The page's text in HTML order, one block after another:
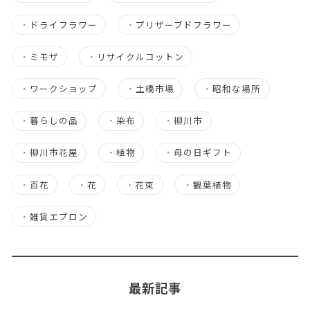
・ ドライフラワー ・ プリザーブドフラワー
・ ミモザ ・ リサイクルコットン
・ ワークショップ ・ 土橋市場 ・昭和な場所
・ 暮らしの品 ・ 染布 ・柳川市
・ 柳川市花屋 ・植物 ・母の日ギフト
・ 百花 ・花 ・花束 ・ 観葉植物
・ 雑貨エプロン
最新記事